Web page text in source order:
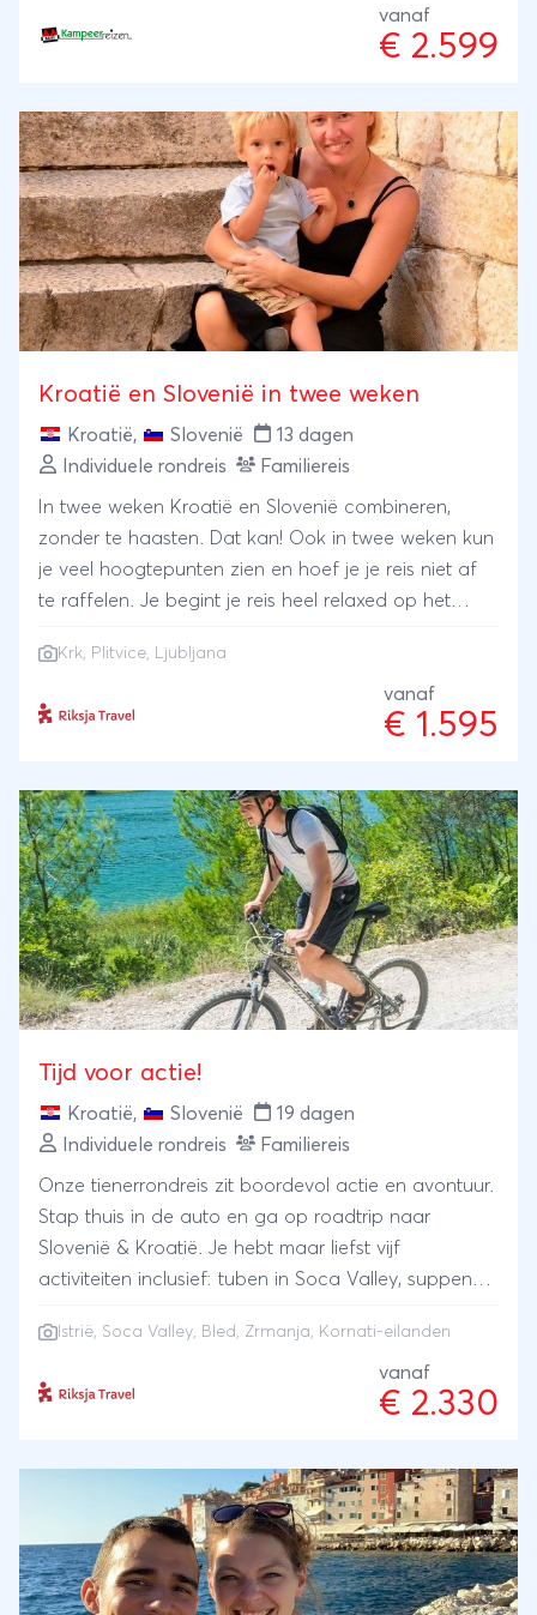
is veel meer. Het is de bakermat van onze
beschaving. Griekenland is de Olympische Spelen
ons denken, ons doen, onze beschaving en … onze
vakanties. We reizen over land. Dat betekent dat we
en route de mooie natuur- en cultuurschatten van
Kroatië, Servië, Macedonië en Albanië meenemen:
op-en-top vakantieplezier!
vanaf
€ 2.599
Kroatië en Slovenië in twee weken
Kroatië, Slovenië
13 dagen
Individuele rondreis
Familiereis
In twee weken Kroatië en Slovenië combineren,
zonder te haasten. Dat kan! Ook in twee weken kun
je veel hoogtepunten zien en hoef je je reis niet af
te raffelen. Je begint je reis heel relaxed op het
sfeervol middeleeuws stadje aan zee en de bijna 90
watervallen van Plitvice in de binnenlanden van
Kroatië. Je eindigt je reis in de gezellige hoofdstad
Krk, Plitvice, Ljubljana
vanaf
€ 1.595
Tijd voor actie!
Kroatië, Slovenië
19 dagen
Individuele rondreis
Familiereis
Onze tienerrondreis zit boordevol actie en avontuur.
Stap thuis in de auto en ga op roadtrip naar
Slovenië & Kroatië. Je hebt maar liefst vijf
activiteiten inclusief: tuben in Soca Valley, suppen
de Zrmanja rivier, een dagzeiltocht naar de Kornati
eilanden én fietsen langs de kust van Istrië. Bij je
sfeervolle slaapplekken kom je bij van alle
regelmatig een zwembad.
Istrië, Soca Valley, Bled, Zrmanja, Kornati-eilanden
vanaf
€ 2.330